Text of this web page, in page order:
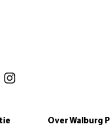
Over Walburg